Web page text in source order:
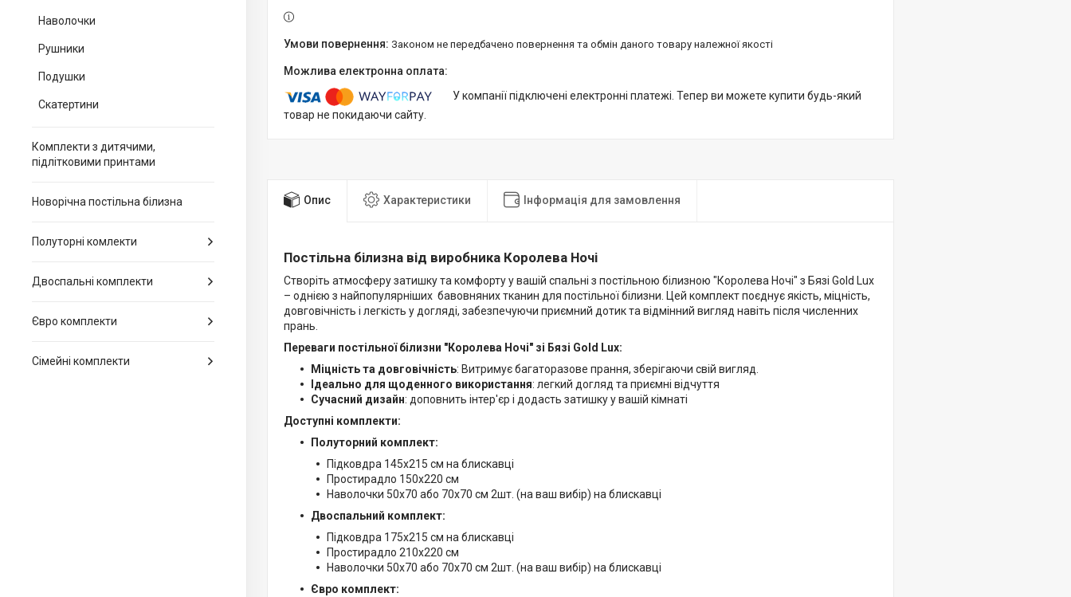
Наволочки
Рушники
Подушки
Скатертини
Комплекти з дитячими,
підлітковими принтами
Новорічна постільна білизна
Полуторні комлекти
Двоспальні комплекти
Євро комплекти
Сімейні комплекти
Законом не передбачено повернення та обмін даного товару належної якості
У компанії підключені електронні платежі. Тепер ви можете купити будь-який
товар не покидаючи сайту.
Опис Характеристики Інформація для замовлення
Постільна білизна від виробника Королева Ночі
Створіть атмосферу затишку та комфорту у вашій спальні з постільною білизною "Королева Ночі" з Бязі Gold Lux
– однією з найпопулярніших бавовняних тканин для постільної білизни. Цей комплект поєднує якість, міцність,
довговічність і легкість у догляді, забезпечуючи приємний дотик та відмінний вигляд навіть після численних
прань.
Переваги постільної білизни "Королева Ночі" зі Бязі Gold Lux:
Міцність та довговічність: Витримує багаторазове прання, зберігаючи свій вигляд.
Ідеально для щоденного використання: легкий догляд та приємні відчуття
Сучасний дизайн: доповнить інтер'єр і додасть затишку у вашій кімнаті
Доступні комплекти:
Полуторний комплект:
Підковдра 145х215 см на блискавці
Простирадло 150х220 см
Наволочки 50х70 або 70х70 см 2шт. (на ваш вибір) на блискавці
Двоспальний комплект:
Підковдра 175х215 см на блискавці
Простирадло 210х220 см
Наволочки 50х70 або 70х70 см 2шт. (на ваш вибір) на блискавці
Євро комплект: